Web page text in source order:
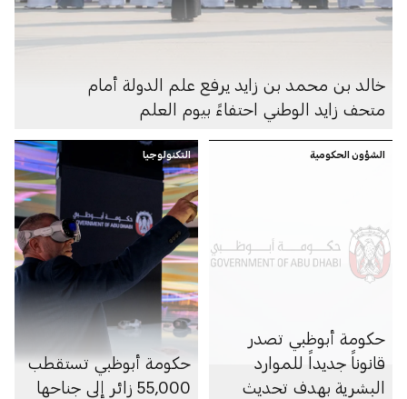
خالد بن محمد بن زايد يرفع علم الدولة أمام
متحف زايد الوطني احتفاءً بيوم العلم
الشؤون الحكومية
حكومة أبوظبي تصدر
قانوناً جديداً للموارد
البشرية بهدف تحديث
التكنولوجيا
حكومة أبوظبي تستقطب
55,000 زائر إلى جناحها